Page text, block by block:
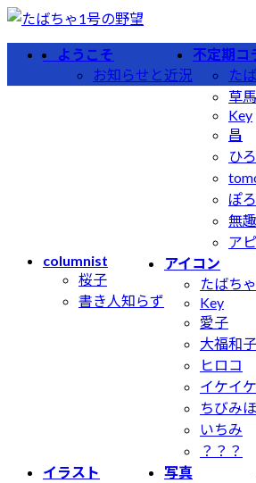
コ
ン
ン
ナ
ビ
ー
ようこそ
お知らせと近況
不定期コ
た
草
Key
昌
ひ
ぽ
無
ア
columnist
桜子
書き人知らず
アイコン
たばち
Key
愛子
大福和子
ヒロコ
イケイ
ちびみ
いちみ
？？？
イラスト
写真